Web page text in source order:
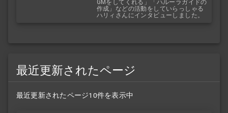
GMをしてくれる」「ハルーラガイドの
作成」などの活動をしていらっしゃる
ハリィさんにインタビューしました。
最近更新されたページ
最近更新されたページ10件を表示中